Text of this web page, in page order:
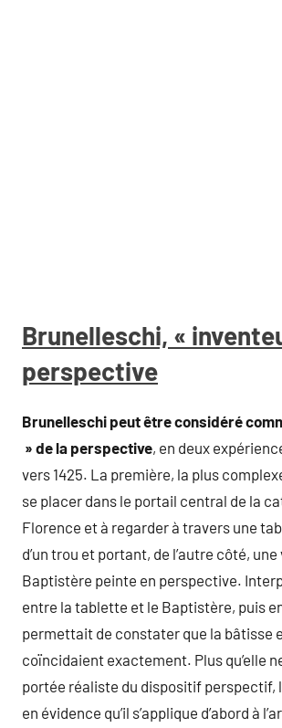
Brunelleschi, «
perspective
Brunelleschi peut être considéré
» de la perspective, en deux
vers 1425. La première, la plus
se placer dans le portail central de la
Florence et à regarder à travers une
d’un trou et portant, de l’autre côté, une
Baptistère peinte en perspective.
entre la tablette et le Baptistère, puis
permettait de constater que la bâtisse
coïncidaient exactement. Plus qu’elle
portée réaliste du dispositif perspectif,
en évidence qu’il s’applique d’abord à